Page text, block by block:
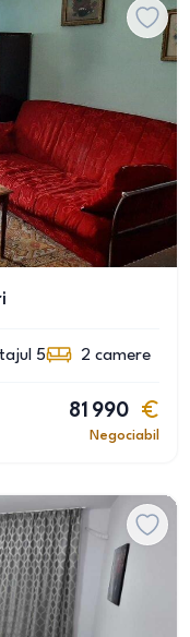
5 2 camere
81 990
Negociabil